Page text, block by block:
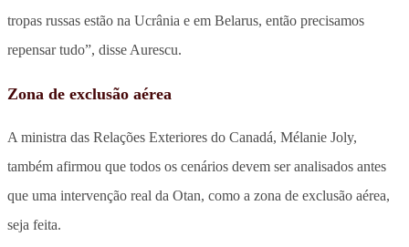
tropas russas estão na Ucrânia e em Belarus, então precisamos
repensar tudo”, disse Aurescu.
Zona de exclusão aérea
A ministra das Relações Exteriores do Canadá, Mélanie Joly,
também afirmou que todos os cenários devem ser analisados antes
que uma intervenção real da Otan, como a zona de exclusão aérea,
seja feita.